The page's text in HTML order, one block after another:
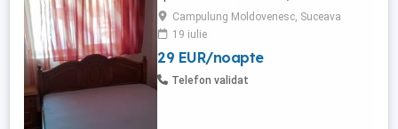
camere in Campulung
Moldovenesc.Telefoane Agentia Bucovina
Mary Imobiliare : ,sau .
Campulung Moldovenesc, Suceava
19 iulie
29 EUR/noapte
Telefon validat